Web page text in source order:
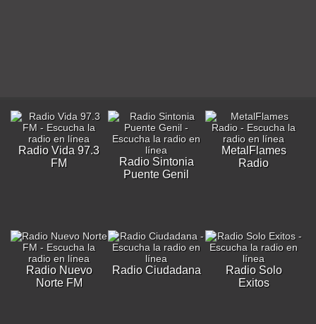
Radio Vida 97.3
FM
Radio Sintonia
Puente Genil
MetalFlames
Radio
Radio Nuevo
Norte FM
Radio Ciudadana
Radio Solo
Exitos